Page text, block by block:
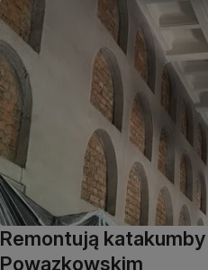
Remontują
Powązkowskim